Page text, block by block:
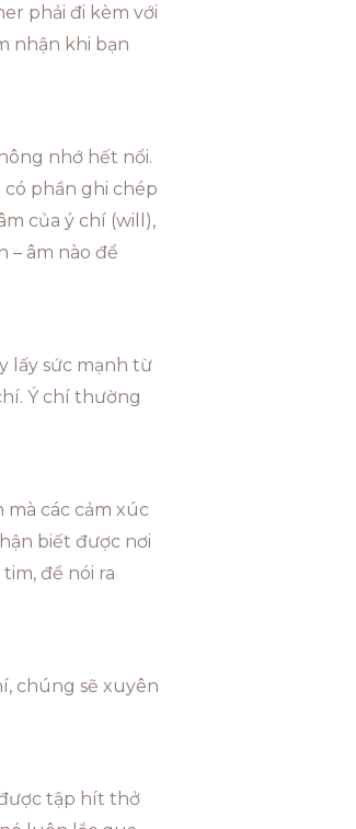
phải đi kèm với
nhận khi bạn
nhớ hết nổi.
phần ghi chép
của ý chí (will),
– âm nào để
lấy sức mạnh từ
Ý chí thường
các cảm xúc
biết được nơi
để nói ra
chúng sẽ xuyên
tập hít thở